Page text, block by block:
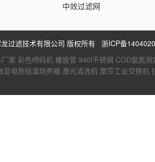
中效过滤网
过滤技术有限公司 版权所有 浙ICP备
家 彩色喷码机 螺旋管 940l不锈钢 COD氨氮测
显电热恒温培养箱 激光清洗机 摩莎工业交换机